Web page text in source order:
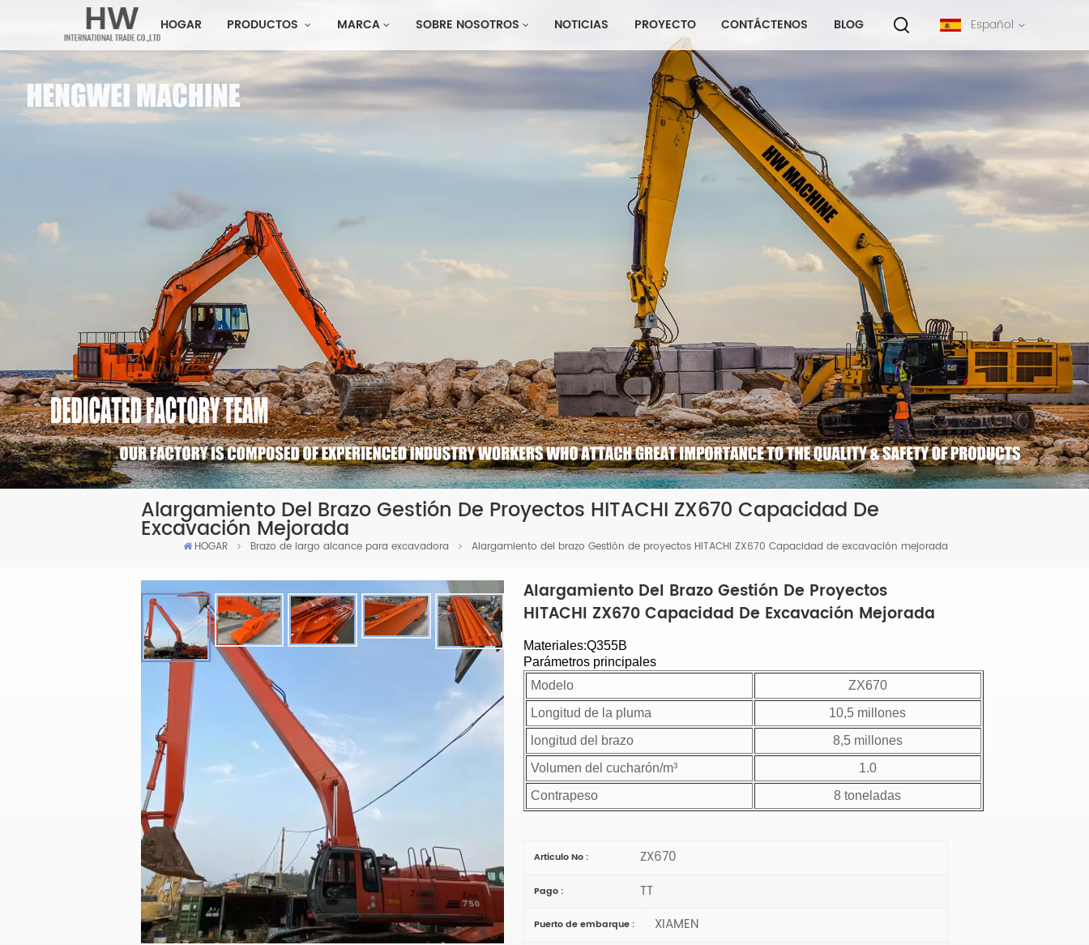
HOGAR PRODUCTOS MARCA SOBRE NOSOTROS NOTICIAS PROYECTO CONTÁCTENOS BLOG Español
français
русский
español
português
Alargamiento Del Brazo Gestión De Proyectos HITACHI ZX670 Capacidad De
Excavación Mejorada
HOGAR Brazo de largo alcance para excavadora Alargamiento del brazo Gestión de proyectos HITACHI ZX670 Capacidad de excavación mejorada
Alargamiento Del Brazo Gestión De Proyectos
HITACHI ZX670 Capacidad De Excavación Mejorada
Materiales:Q355B
Parámetros principales
Modelo
ZX670
Longitud de la pluma
10,5 millones
longitud del brazo
8,5 millones
Volumen del cucharón/m³
1.0
Contrapeso
8 toneladas
Artículo No : ZX670
Pago : TT
Puerto de embarque : XIAMEN